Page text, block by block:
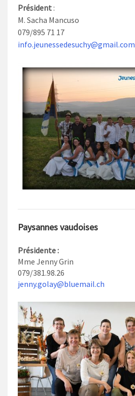
Président :
M. Sacha Mancuso
079/895 71 17
info.jeunessedesuchy@gmail.com
Paysannes vaudoises
Présidente :
Mme Jenny Grin
079/381.98.26
jenny.golay@bluemail.ch